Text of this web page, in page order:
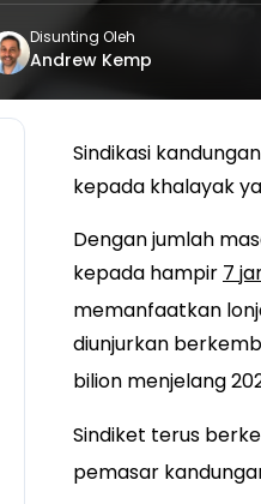
Disunting Oleh
Andrew Kemp
Sindikasi
kepada khalayak
Dengan jumlah
kepada hampir 7
memanfaatkan
diunjurkan
bilion menjelang
Sindiket terus
pemasar